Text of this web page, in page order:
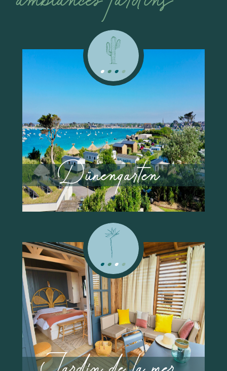
Dünengarten
AB
483 €
/ WOCHE
4 PERSONEN
2 SCHLAFEN
AB
623 €
/ WOCHE
2 PERSONEN
1 SCHLAFEN